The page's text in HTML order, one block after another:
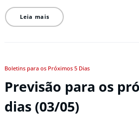
Leia mais
Boletins para os Próximos 5 Dias
Previsão para os
dias (03/05)